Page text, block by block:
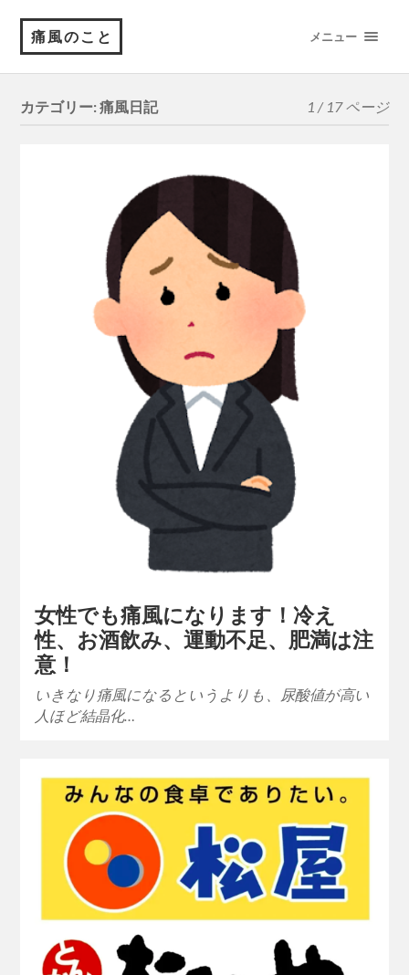
痛風のこと メニュー
カテゴリー:痛風日記 1 / 17 ページ
女性でも痛風になります！冷え
性、お酒飲み、運動不足、肥満は注
意！
いきなり痛風になるというよりも、尿酸値が高い
人ほど結晶化…